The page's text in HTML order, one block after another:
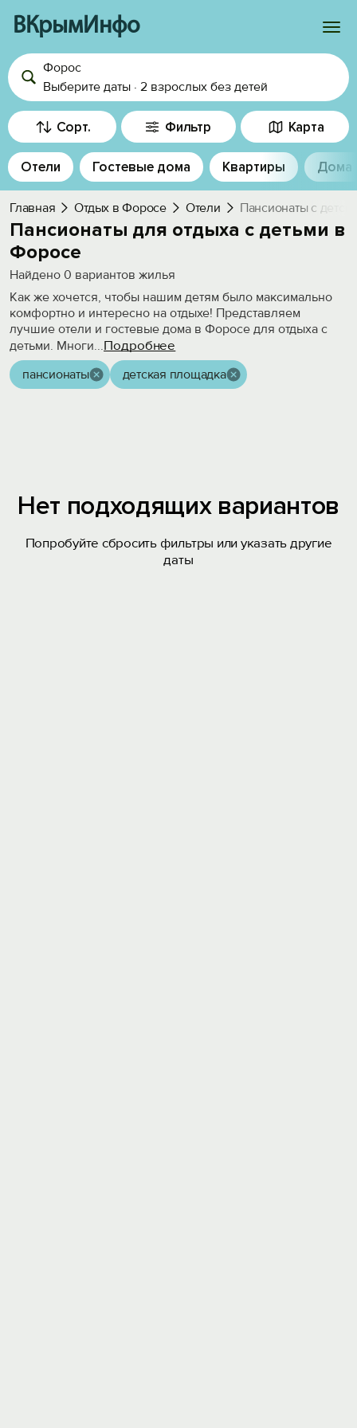
ВКрымИнфо
Войти
Избранное
История просмотра
Добавить свой объект
Форос
Выберите даты · 2 взрослых без детей
Сорт. Фильтр Карта
Отели Гостевые дома Квартиры Дома
Главная Отдых в Форосе Отели Пансионаты с
Пансионаты для отдыха с детьми в
Форосе
Найдено 0 вариантов жилья
Как же хочется, чтобы нашим детям было максимально
комфортно и интересно на отдыхе! Представляем
лучшие отели и гостевые дома в Форосе для отдыха с
детьми. Многи...Подробнее
пансионаты детская площадка
Нет подходящих вариантов
Попробуйте сбросить фильтры или указать другие
даты